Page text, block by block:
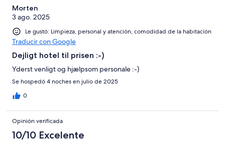
Morten
3 ago. 2025
Le gustó: Limpieza, personal y atención, comodidad de la habitación
Traducir con Google
Dejligt hotel til prisen :-)
Yderst venligt og hjælpsom personale :-)
Se hospedó 4 noches en julio de 2025
0
Opinión verificada
10/10 Excelente